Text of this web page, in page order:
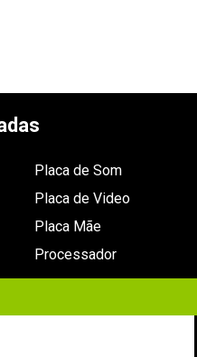
Placa de Som
Placa de Video
Placa Mãe
Processador